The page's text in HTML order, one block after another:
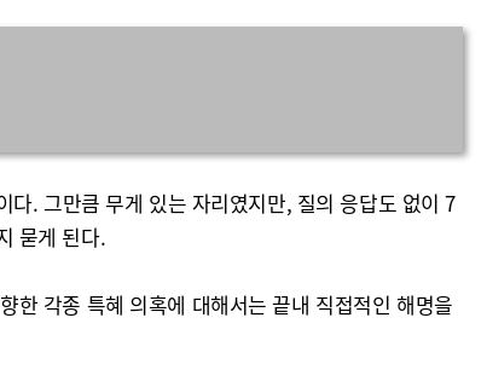
. 그만큼 무게 있는 자리였지만, 질의 응답도 없이 7
묻게 된다.
한 각종 특혜 의혹에 대해서는 끝내 직접적인 해명을